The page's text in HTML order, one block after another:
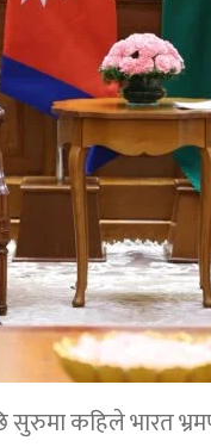
सुरुमा कहिले भारत